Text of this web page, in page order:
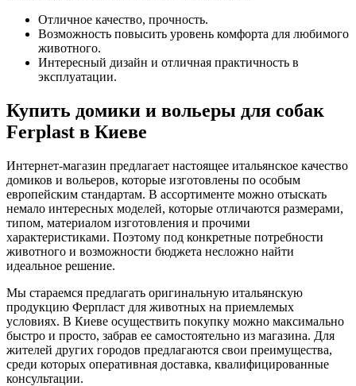
Отличное качество, прочность.
Возможность повысить уровень комфорта для любимого
животного.
Интересный дизайн и отличная практичность в
эксплуатации.
Купить домики и вольеры для собак
Ferplast в Киеве
Интернет-магазин предлагает настоящее итальянское качество
домиков и вольеров, которые изготовлены по особым
европейским стандартам. В ассортименте можно отыскать
немало интересных моделей, которые отличаются размерами,
типом, материалом изготовления и прочими
характеристиками. Поэтому под конкретные потребности
животного и возможности бюджета несложно найти
идеальное решение.
Мы стараемся предлагать оригинальную итальянскую
продукцию Ферпласт для животных на приемлемых
условиях. В Киеве осуществить покупку можно максимально
быстро и просто, забрав ее самостоятельно из магазина. Для
жителей других городов предлагаются свои преимущества,
среди которых оперативная доставка, квалифицированные
консультации.